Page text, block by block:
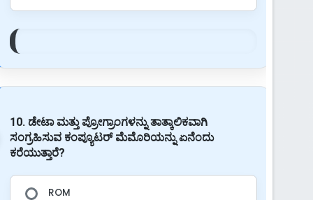
10. ಡೇಟಾ ಮತ್ತು ಪ್ರೋಗ್ರಾಂಗಳನ್ನು ತಾತ್ಕಾಲಿಕವಾಗಿ
ಸಂಗ್ರಹಿಸುವ ಕಂಪ್ಯೂಟರ್ ಮೆಮೊರಿಯನ್ನು ಏನೆಂದು
ಕರೆಯುತ್ತಾರೆ?
ROM